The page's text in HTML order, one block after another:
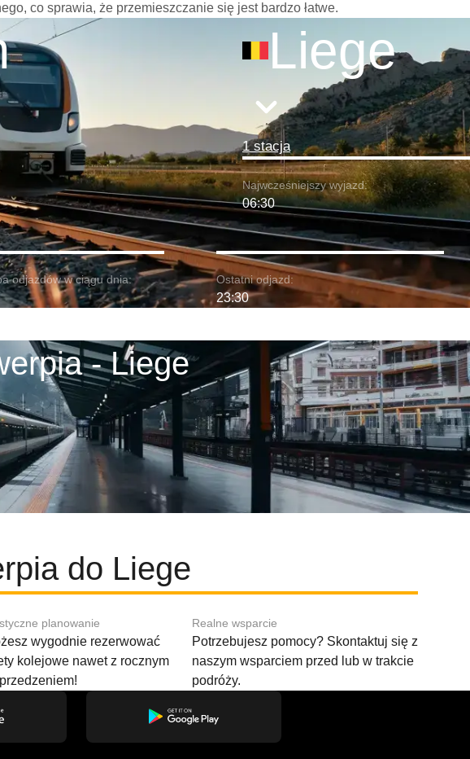
co sprawia, że przemieszczanie się jest bardzo łatwe.
Liege
1 stacja
Najwcześniejszy wyjazd:
06:30
odjazdów w ciągu dnia: Ostatni odjazd:
23:30
- Liege
do Liege
planowanie
wygodnie rezerwować
kolejowe nawet z rocznym
Realne wsparcie
Potrzebujesz pomocy? Skontaktuj się z
naszym wsparciem przed lub w trakcie
podróży.